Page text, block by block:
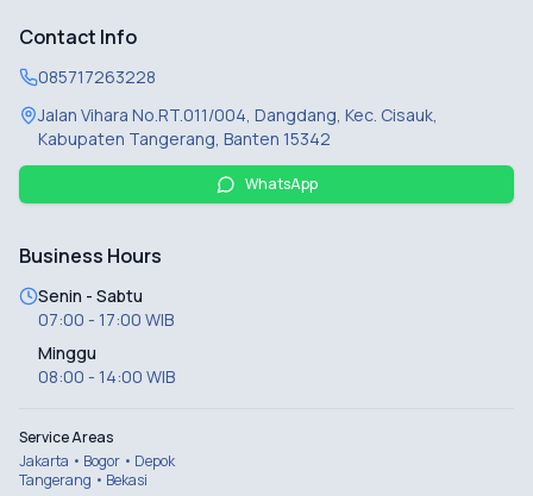
Contact Info
085717263228
Jalan Vihara No.RT.011/004, Dangdang, Kec. Cisauk,
Kabupaten Tangerang, Banten 15342
WhatsApp
Business Hours
Senin - Sabtu
07:00 - 17:00 WIB
Minggu
08:00 - 14:00 WIB
Service Areas
Jakarta • Bogor • Depok
Tangerang • Bekasi